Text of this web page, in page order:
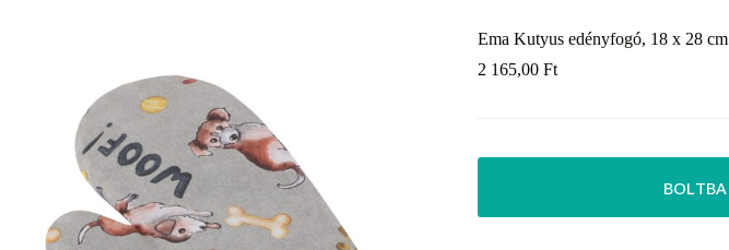
Ema Kutyus edényfogó, 18 x 28 cm
2 165,00Ft
BOLTBA